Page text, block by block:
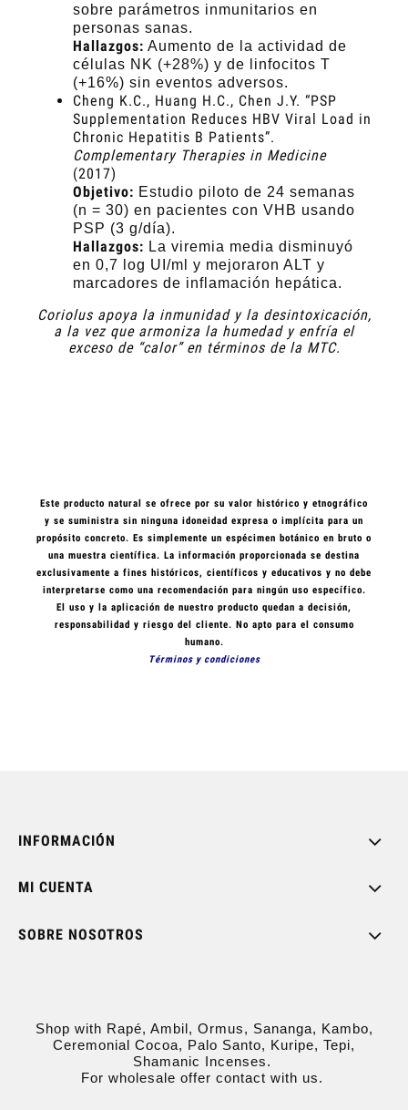
sobre parámetros inmunitarios en
personas sanas.
Hallazgos: Aumento de la actividad de
células NK (+28%) y de linfocitos T
(+16%) sin eventos adversos.
Cheng K.C., Huang H.C., Chen J.Y. “PSP
Supplementation Reduces HBV Viral Load in
Chronic Hepatitis B Patients”.
Complementary Therapies in Medicine
(2017)
Objetivo: Estudio piloto de 24 semanas
(n = 30) en pacientes con VHB usando
PSP (3 g/día).
Hallazgos: La viremia media disminuyó
en 0,7 log UI/ml y mejoraron ALT y
marcadores de inflamación hepática.
Coriolus apoya la inmunidad y la desintoxicación,
a la vez que armoniza la humedad y enfría el
exceso de “calor” en términos de la MTC.
Este producto natural se ofrece por su valor histórico y etnográfico
y se suministra sin ninguna idoneidad expresa o implícita para un
propósito concreto. Es simplemente un espécimen botánico en bruto o
una muestra científica. La información proporcionada se destina
exclusivamente a fines históricos, científicos y educativos y no debe
interpretarse como una recomendación para ningún uso específico.
El uso y la aplicación de nuestro producto quedan a decisión,
responsabilidad y riesgo del cliente. No apto para el consumo
humano.
Términos y condiciones
INFORMACIÓN
MI CUENTA
SOBRE NOSOTROS
Shop with Rapé, Ambil, Ormus, Sananga, Kambo,
Ceremonial Cocoa, Palo Santo, Kuripe, Tepi,
Shamanic Incenses.
For wholesale offer contact with us.